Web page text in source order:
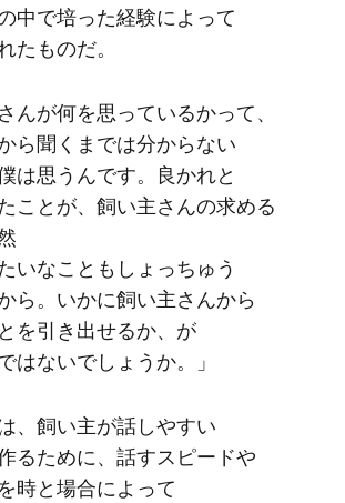
中で​培った​経験に​よって​
た​ものだ。
んが​何を​思っているかって、​
ら​聞くまでは​分からない​
は​思うんです。​良かれと​
ことが、​飼い​主さんの​求める​
いなこともしょっちゅう​
ら。​いかに​飼い​主さんから​
を​引き出せるか、が​
はないでしょうか。​」
、​飼い​主が​話しや​すい​
る​ために、​話すスピードや​
時と​場合に​よって​